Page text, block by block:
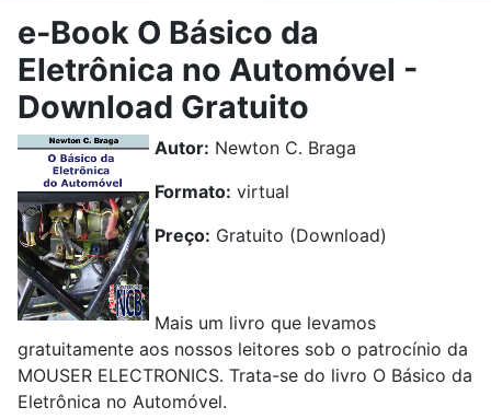
e-Book O Básico da
Eletrônica no Automóvel -
Download Gratuito
Autor: Newton C. Braga
Formato: virtual
Preço: Gratuito (Download)
Mais um livro que levamos
gratuitamente aos nossos leitores sob o patrocínio da
MOUSER ELECTRONICS. Trata-se do livro O Básico da
Eletrônica no Automóvel.